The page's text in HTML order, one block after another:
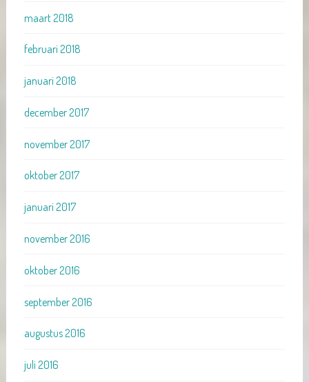
maart 2018
februari 2018
januari 2018
december 2017
november 2017
oktober 2017
januari 2017
november 2016
oktober 2016
september 2016
augustus 2016
juli 2016